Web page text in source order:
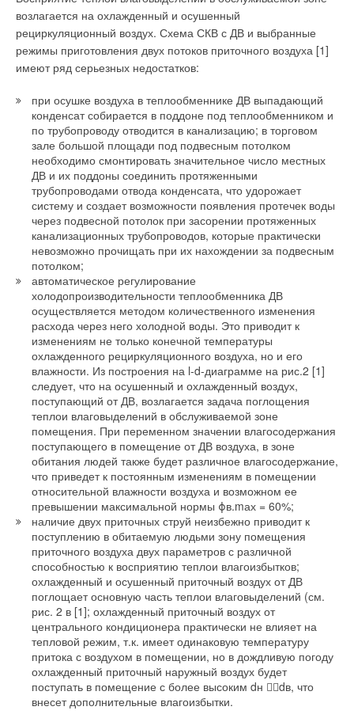
возлагается на охлажденный и осушенный
рециркуляционный воздух. Схема СКВ с ДВ и выбранные
режимы приготовления двух потоков приточного воздуха [1]
имеют ряд серьезных недостатков:
при осушке воздуха в теплообменнике ДВ выпадающий
конденсат собирается в поддоне под теплообменником и
по трубопроводу отводится в канализацию; в торговом
зале большой площади под подвесным потолком
необходимо смонтировать значительное число местных
ДВ и их поддоны соединить протяженными
трубопроводами отвода конденсата, что удорожает
систему и создает возможности появления протечек воды
через подвесной потолок при засорении протяженных
канализационных трубопроводов, которые практически
невозможно прочищать при их нахождении за подвесным
потолком;
автоматическое регулирование
холодопроизводительности теплообменника ДВ
осуществляется методом количественного изменения
расхода через него холодной воды. Это приводит к
изменениям не только конечной температуры
охлажденного рециркуляционного воздуха, но и его
влажности. Из построения на l-d-диаграмме на рис.2 [1]
следует, что на осушенный и охлажденный воздух,
поступающий от ДВ, возлагается задача поглощения
теплои влаговыделений в обслуживаемой зоне
помещения. При переменном значении влагосодержания
поступающего в помещение от ДВ воздуха, в зоне
обитания людей также будет различное влагосодержание,
что приведет к постоянным изменениям в помещении
относительной влажности воздуха и возможном ее
превышении максимальной нормы ϕв.mах = 60%;
наличие двух приточных струй неизбежно приводит к
поступлению в обитаемую людьми зону помещения
приточного воздуха двух параметров с различной
способностью к восприятию теплои влагоизбытков;
охлажденный и осушенный приточный воздух от ДВ
поглощает основную часть теплои влаговыделений (см.
рис. 2 в [1]; охлажденный приточный воздух от
центрального кондиционера практически не влияет на
тепловой режим, т.к. имеет одинаковую температуру
притока с воздухом в помещении, но в дождливую погоду
охлажденный приточный наружный воздух будет
поступать в помещение с более высоким dн dв, что
внесет дополнительные влагоизбытки.
❏ блочные комбинированные теплоэлектростанции.
Наряду с отопительной техникой BUDERUS предлагает
комплектующие и принадлежности для систем отопления —
дымоходы, насосы, расширительные баки, арматуру,
компании «Все из одних рук!». Организация филиалов
компании по одному принципу (расположение в одном
месте офиса, склада и учебного центра) делает очень
удобным сотрудничество заказчиков с BUDERUS. Помимо
продажи оборудования, BUDERUS обеспечивает надежную
сервисную и информационную поддержку, проводит
обучение специалистов заказчиков подбору, наладке и
сервисному обслуживанию отопительной техники.
Самое крупное производственное отделение BUDERUS
располагается в г. Лоллар (Lollar), здесь производят
чугунные отопительные котлы и системы автоматики.
Большая часть производства — литейное, представленное
двумя высокоавтоматизированными формовочными
установками для изготовления секций котлов из отличного
серого чугуна, запатентованного BUDERUS. Первые
собственные патенты на секционные котлы были получены в
1898 г. Ассортимент продукции завода в Лолларе включает
атмосферные газовые отопительные котлы (Logano
G124WS, G234/234WS, G334, GE434), наддувные котлы на
жидком топливе и газе (Logano G115WS, G215WS,
GE315/515/615) в диапазоне мощности от 20 до 1200 кВт, а
также относящиеся к ним системы автоматики Logamatic
2000 и Logamatic 4000.
В 1731 г. Иоганн Вильгельм Будерус (Johann Wilhelm
Buderus), арендуя мастерские по отливке чугуна
Фридрихсхютте в Лаубахе (Обергессен, Германия),
основывает предприятие. Его доменные печи на древесном
угле производят отливку и чугун для дальнейшей
переработки, а также чугунные элементы для печей и очагов.
Еще в 1910 г. компания BUDERUS организовала склад в
Берлин-Шенеберге. В 1911 г. металлургические заводы
BUDERUS, в состав которых к тому времени уже вошел